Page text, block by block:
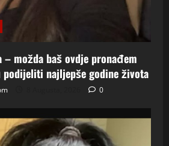
– možda baš ovdje pronađem
najljepše godine života
0